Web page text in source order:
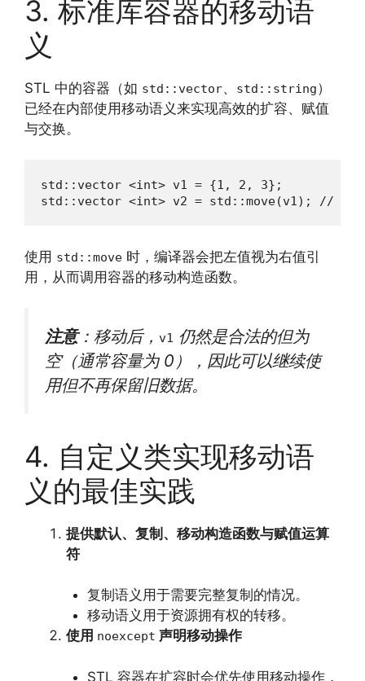
3. 标准库容器的移动语
义
STL 中的容器（如 std::vector、 std::string）
已经在内部使用移动语义来实现高效的扩容、赋值
与交换。
std::vector <int> v1 = {1, 2, 3};
std::vector <int> v2 = std::move(v1); // 只转移
使用 std::move 时，编译器会把左值视为右值引
用，从而调用容器的移动构造函数。
注意：移动后， v1 仍然是合法的但为
空（通常容量为 0），因此可以继续使
用但不再保留旧数据。
4. 自定义类实现移动语
义的最佳实践
提供默认、复制、移动构造函数与赋值运算
符
复制语义用于需要完整复制的情况。
移动语义用于资源拥有权的转移。
使用 noexcept 声明移动操作
STL 容器在扩容时会优先使用移动操作，